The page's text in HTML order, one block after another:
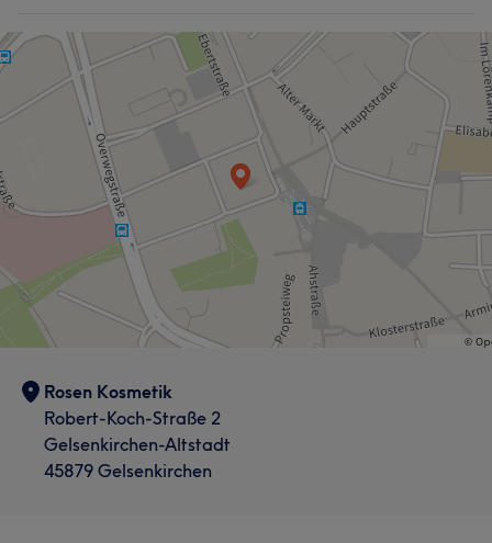
Rosen Kosmetik
Robert-Koch-Straße 2
Gelsenkirchen-Altstadt
45879 Gelsenkirchen